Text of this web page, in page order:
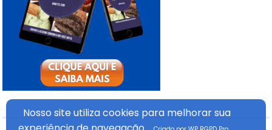
Nosso site utiliza cookies para melhorar sua